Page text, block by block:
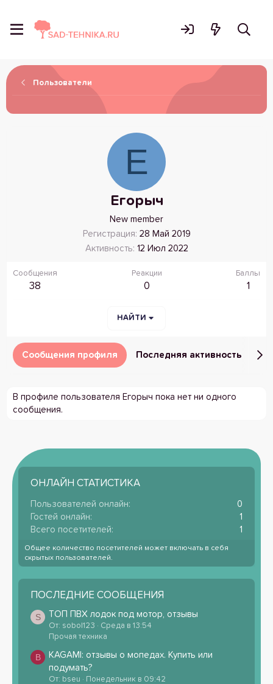
Пользователи
Е
Егорыч
New member
Регистрация 28 Май 2019
Активность 12 Июл 2022
Сообщения
38
Реакции
0
Баллы
1
НАЙТИ
Сообщения профиля Последняя активность
В профиле пользователя Егорыч пока нет ни одного
сообщения.
ОНЛАЙН СТАТИСТИКА
Пользователей онлайн
0
Гостей онлайн
1
Всего посетителей
1
Общее количество посетителей может включать в себя
скрытых пользователей.
ПОСЛЕДНИЕ СООБЩЕНИЯ
S ТОП ПВХ лодок под мотор, отзывы
От: sobol123
Среда в 13:54
Прочая техника
B
KAGAMI: отзывы о мопедах. Купить или
подумать?
От: bseu
Понедельник в 09:42